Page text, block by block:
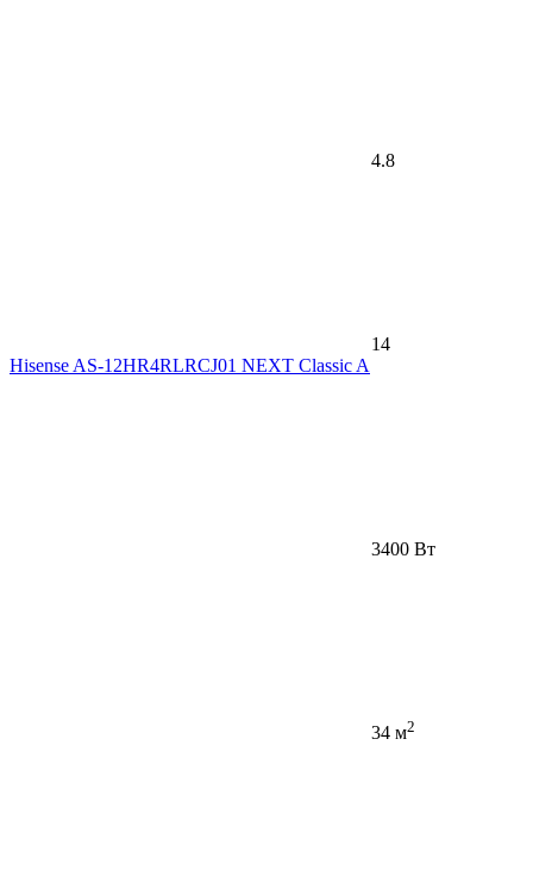
4.8
14
Hisense AS-12HR4RLRCJ01 NEXT Classic A
3400 Вт
34 м2